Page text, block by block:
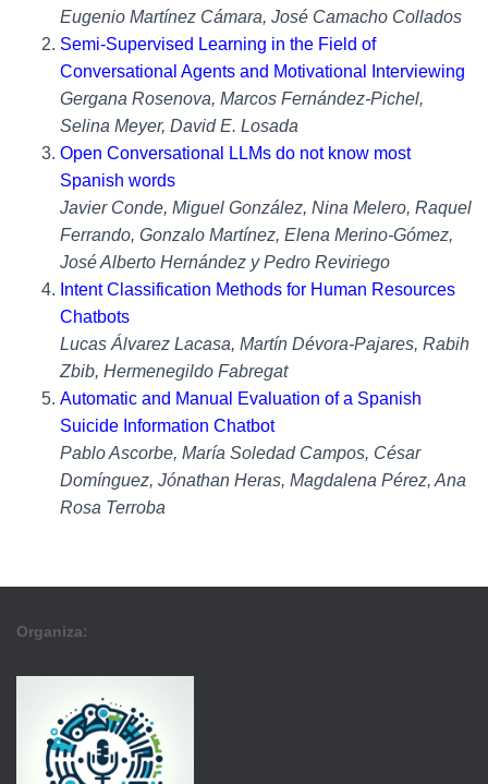
Eugenio Martínez Cámara, José Camacho Collados
Semi-Supervised Learning in the Field of
Conversational Agents and Motivational Interviewing
Gergana Rosenova, Marcos Fernández-Pichel,
Selina Meyer, David E. Losada
Open Conversational LLMs do not know most
Spanish words
Javier Conde, Miguel González, Nina Melero, Raquel
Ferrando, Gonzalo Martínez, Elena Merino-Gómez,
José Alberto Hernández y Pedro Reviriego
Intent Classification Methods for Human Resources
Chatbots
Lucas Álvarez Lacasa, Martín Dévora-Pajares, Rabih
Zbib, Hermenegildo Fabregat
Automatic and Manual Evaluation of a Spanish
Suicide Information Chatbot
Pablo Ascorbe, María Soledad Campos, César
Domínguez, Jónathan Heras, Magdalena Pérez, Ana
Rosa Terroba
Organiza: